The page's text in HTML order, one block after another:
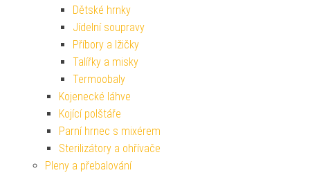
Dětské hrnky
Jídelní soupravy
Příbory a lžičky
Talířky a misky
Termoobaly
Kojenecké láhve
Kojící polštáře
Parní hrnec s mixérem
Sterilizátory a ohřívače
Pleny a přebalování